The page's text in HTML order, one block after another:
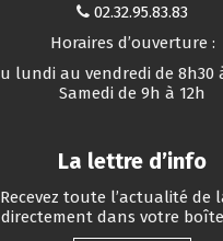
02.32.95.83.83
Horaires d’ouverture :
lundi au vendredi de 8h30
Samedi de 9h à 12h
La lettre d’info
Recevez toute l’actualité de
directement dans votre